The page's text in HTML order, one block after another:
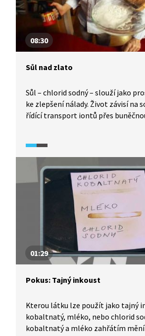
08:30
Sůl nad zlato
Sůl – chlorid sodný – slouží jako
ke zlepšení nálady. Život závisí na
řídící transport iontů přes
od písku, filtrací a následnou
01:29
Pokus: Tajný inkoust
Kterou látku lze použít jako tajný
kobaltnatý, mléko, nebo chlorid
kobaltnatý a mléko zahřátím mění